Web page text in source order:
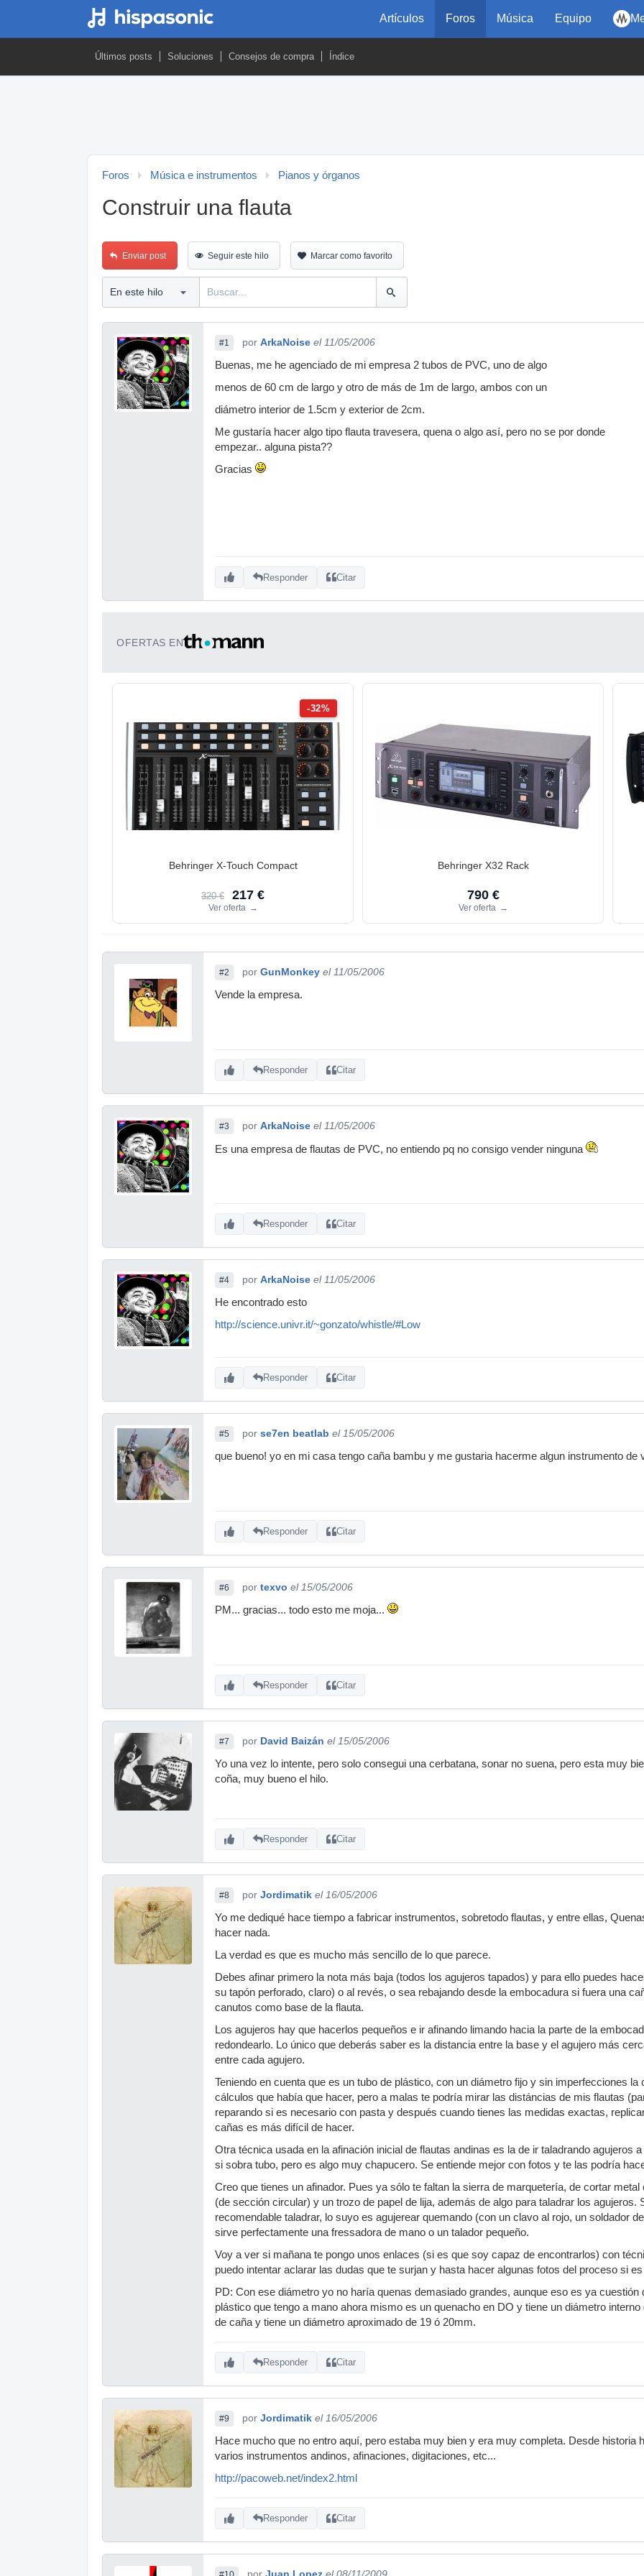
Artículos Foros Música Equipo
Últimos posts Soluciones Consejos de compra Índice
Foros Música e instrumentos Pianos y órganos
Construir una flauta
Enviar post Seguir este hilo Marcar como favorito
#1 por ArkaNoise el 11/05/2006
Buenas, me he agenciado de mi empresa 2 tubos de PVC, uno de algo
menos de 60 cm de largo y otro de más de 1m de largo, ambos con un
diámetro interior de 1.5cm y exterior de 2cm.
Me gustaría hacer algo tipo flauta travesera, quena o algo así, pero no se por donde
empezar.. alguna pista??
Gracias
Responder Citar
OFERTAS EN
-32%
Behringer X-Touch Compact
320 € 217 €
Ver oferta →
Behringer X32 Rack
790 €
Ver oferta →
#2 por GunMonkey el 11/05/2006
Vende la empresa.
Responder Citar
#3 por ArkaNoise el 11/05/2006
Es una empresa de flautas de PVC, no entiendo pq no consigo vender ninguna
Responder Citar
#4 por ArkaNoise el 11/05/2006
He encontrado esto
http://science.univr.it/~gonzato/whistle/#Low
Responder Citar
#5 por se7en beatlab el 15/05/2006
que bueno! yo en mi casa tengo caña bambu y me gustaria hacerme algun instrumento de
Responder Citar
#6 por texvo el 15/05/2006
PM... gracias... todo esto me moja...
Responder Citar
#7 por David Baizán el 15/05/2006
Yo una vez lo intente, pero solo consegui una cerbatana, sonar no suena, pero esta muy
coña, muy bueno el hilo.
Responder Citar
#8 por Jordimatik el 16/05/2006
Yo me dediqué hace tiempo a fabricar instrumentos, sobretodo flautas, y entre ellas,
hacer nada.
La verdad es que es mucho más sencillo de lo que parece.
Debes afinar primero la nota más baja (todos los agujeros tapados) y para ello puedes
su tapón perforado, claro) o al revés, o sea rebajando desde la embocadura si fuera una
canutos como base de la flauta.
Los agujeros hay que hacerlos pequeños e ir afinando limando hacia la parte de la
redondearlo. Lo único que deberás saber es la distancia entre la base y el agujero más
entre cada agujero.
Teniendo en cuenta que es un tubo de plástico, con un diámetro fijo y sin imperfecciones
cálculos que había que hacer, pero a malas te podría mirar las distáncias de mis flautas
reparando si es necesario con pasta y después cuando tienes las medidas exactas,
cañas es más difícil de hacer.
Otra técnica usada en la afinación inicial de flautas andinas es la de ir taladrando agujeros
si sobra tubo, pero es algo muy chapucero. Se entiende mejor con fotos y te las podría
Creo que tienes un afinador. Pues ya sólo te faltan la sierra de marquetería, de cortar
(de sección circular) y un trozo de papel de lija, además de algo para taladrar los agujeros.
recomendable taladrar, lo suyo es agujerear quemando (con un clavo al rojo, un soldador
sirve perfectamente una fressadora de mano o un talador pequeño.
Voy a ver si mañana te pongo unos enlaces (si es que soy capaz de encontrarlos) con
puedo intentar aclarar las dudas que te surjan y hasta hacer algunas fotos del proceso si
PD: Con ese diámetro yo no haría quenas demasiado grandes, aunque eso es ya
plástico que tengo a mano ahora mismo es un quenacho en DO y tiene un diámetro
de caña y tiene un diámetro aproximado de 19 ó 20mm.
Responder Citar
#9 por Jordimatik el 16/05/2006
Hace mucho que no entro aquí, pero estaba muy bien y era muy completa. Desde historia
varios instrumentos andinos, afinaciones, digitaciones, etc...
http://pacoweb.net/index2.html
Responder Citar